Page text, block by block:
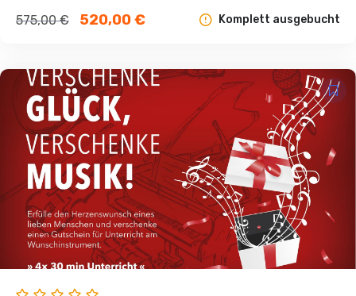
575,00€
Ursprünglicher
575,00 €
520,00€Aktueller
520,00 €.
Komplett ausgebucht